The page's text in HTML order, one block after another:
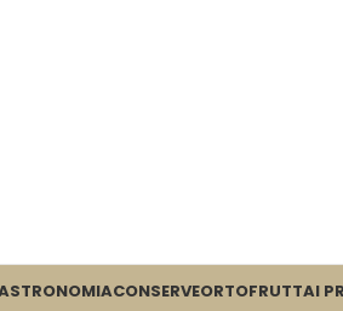
CONSERVEORTOFRUTTAI